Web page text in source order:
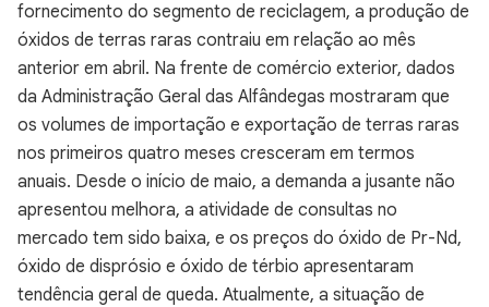
fornecimento do segmento de reciclagem, a produção de
óxidos de terras raras contraiu em relação ao mês
anterior em abril. Na frente de comércio exterior, dados
da Administração Geral das Alfândegas mostraram que
os volumes de importação e exportação de terras raras
nos primeiros quatro meses cresceram em termos
anuais. Desde o início de maio, a demanda a jusante não
apresentou melhora, a atividade de consultas no
mercado tem sido baixa, e os preços do óxido de Pr-Nd,
óxido de disprósio e óxido de térbio apresentaram
tendência geral de queda. Atualmente, a situação de